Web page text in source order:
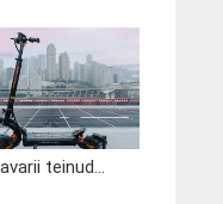
teinud...